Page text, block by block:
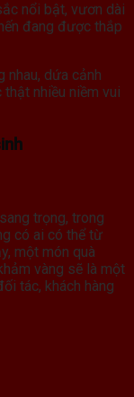
nổi bật, vươn dài
đang được thắp
nhau, dứa cảnh
nhiều niềm vui
trọng, trong
có ai có thể từ
một món quà
vàng sẽ là một
tác, khách hàng